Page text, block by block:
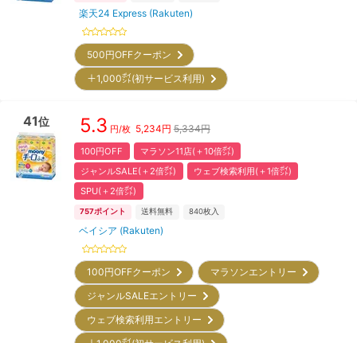
楽天24 Express (Rakuten)
500円OFFクーポン
＋1,000㌽(初サービス利用)
41位 5.3 円/枚 5,234円 5,334円
100円OFF
マラソン11店(＋10倍㌽)
ジャンルSALE(＋2倍㌽)
ウェブ検索利用(＋1倍㌽)
SPU(＋2倍㌽)
757ポイント 送料無料 840枚入
ベイシア (Rakuten)
100円OFFクーポン
マラソンエントリー
ジャンルSALEエントリー
ウェブ検索利用エントリー